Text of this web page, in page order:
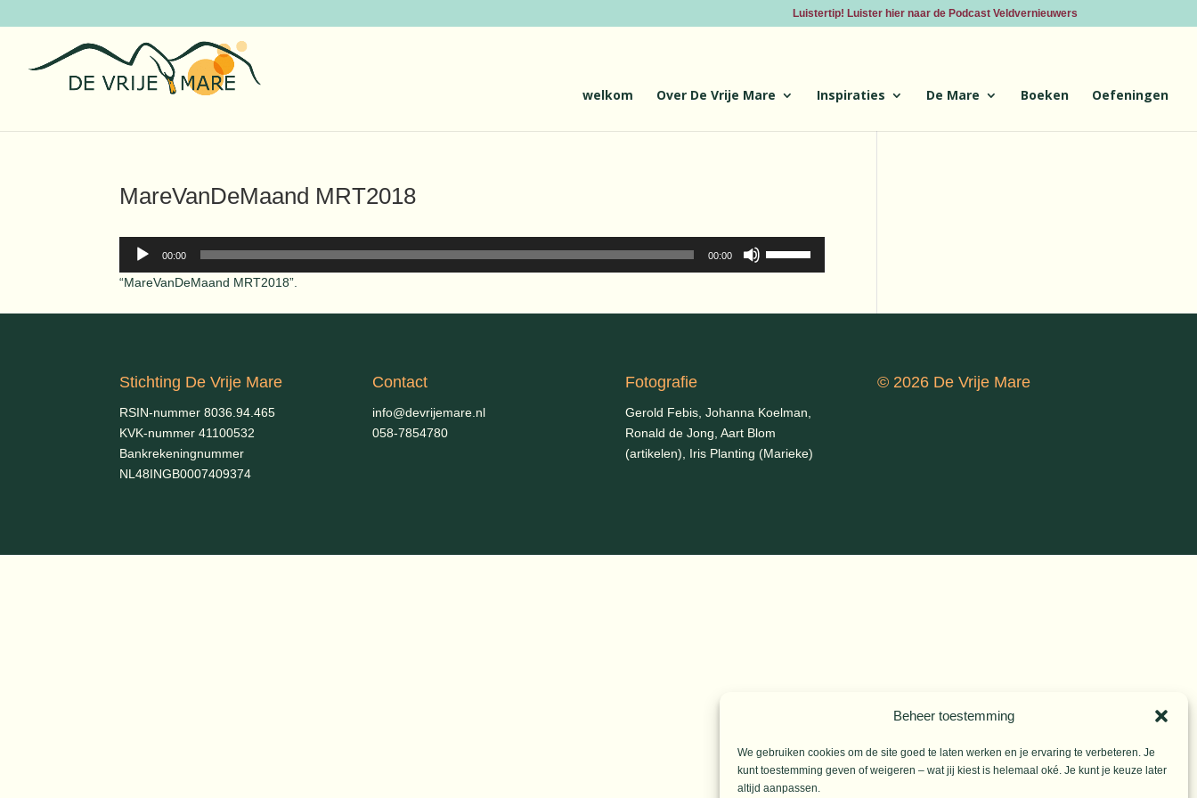
Beheer toestemming
We gebruiken cookies om de site goed te laten werken en je ervaring te verbeteren. Je
kunt toestemming geven of weigeren – wat jij kiest is helemaal oké. Je kunt je keuze later
altijd aanpassen.
Luistertip! Luister hier naar de Podcast Veldvernieuwers
welkom Over De Vrije Mare Inspiraties De Mare Boeken Oefeningen
MareVanDeMaand MRT2018
Audiospeler
00:00 00:00
of
te
verlagen.
“MareVanDeMaand MRT2018”.
Stichting De Vrije Mare
RSIN-nummer 8036.94.465
KVK-nummer 41100532
Bankrekeningnummer
NL48INGB0007409374
Contact
info@devrijemare.nl
058-7854780
Fotografie
Gerold Febis, Johanna Koelman,
Ronald de Jong, Aart Blom
(artikelen), Iris Planting (Marieke)
© 2026 De Vrije Mare